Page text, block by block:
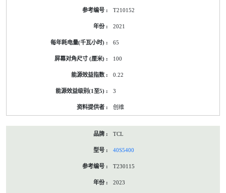
T210152
2021
65
100
0.22
3
创维
TCL
40S5400
T230115
2023